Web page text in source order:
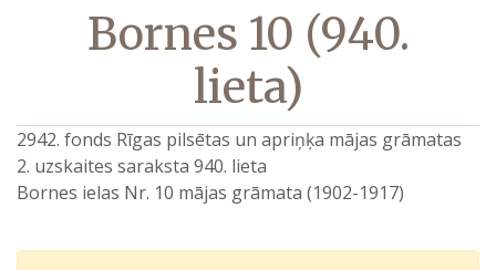
Bornes 10 (940.
lieta)
2942. fonds Rīgas pilsētas un apriņķa mājas grāmatas
2. uzskaites saraksta 940. lieta
Bornes ielas Nr. 10 mājas grāmata (1902-1917)